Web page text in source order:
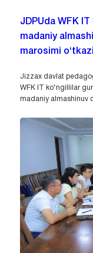
JDPUda WFK
madaniy
marosimi
Jizzax davlat
WFK IT ko‘ngillilar
madaniy almashinuv